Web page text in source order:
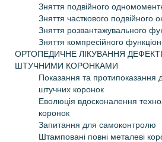
Зняття подвійного
Зняття часткового подвійного
Зняття розвантажувального
Зняття компресійного
ОРТОПЕДИЧНЕ ЛІКУВАННЯ
ШТУЧНИМИ КОРОНКАМИ
Показання та протипоказання
штучних коронок
Еволюція вдосконалення
коронок
Запитання для самоконтролю
Штамповані повні металеві